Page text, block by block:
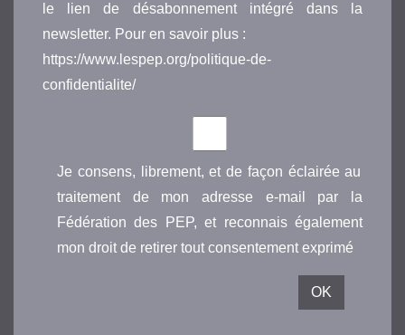
le lien de désabonnement intégré dans la
newsletter. Pour en savoir plus :
https://www.lespep.org/politique-de-
confidentialite/
Je consens, librement, et de façon éclairée au
traitement de mon adresse e-mail par la
Fédération des PEP, et reconnais également
mon droit de retirer tout consentement exprimé